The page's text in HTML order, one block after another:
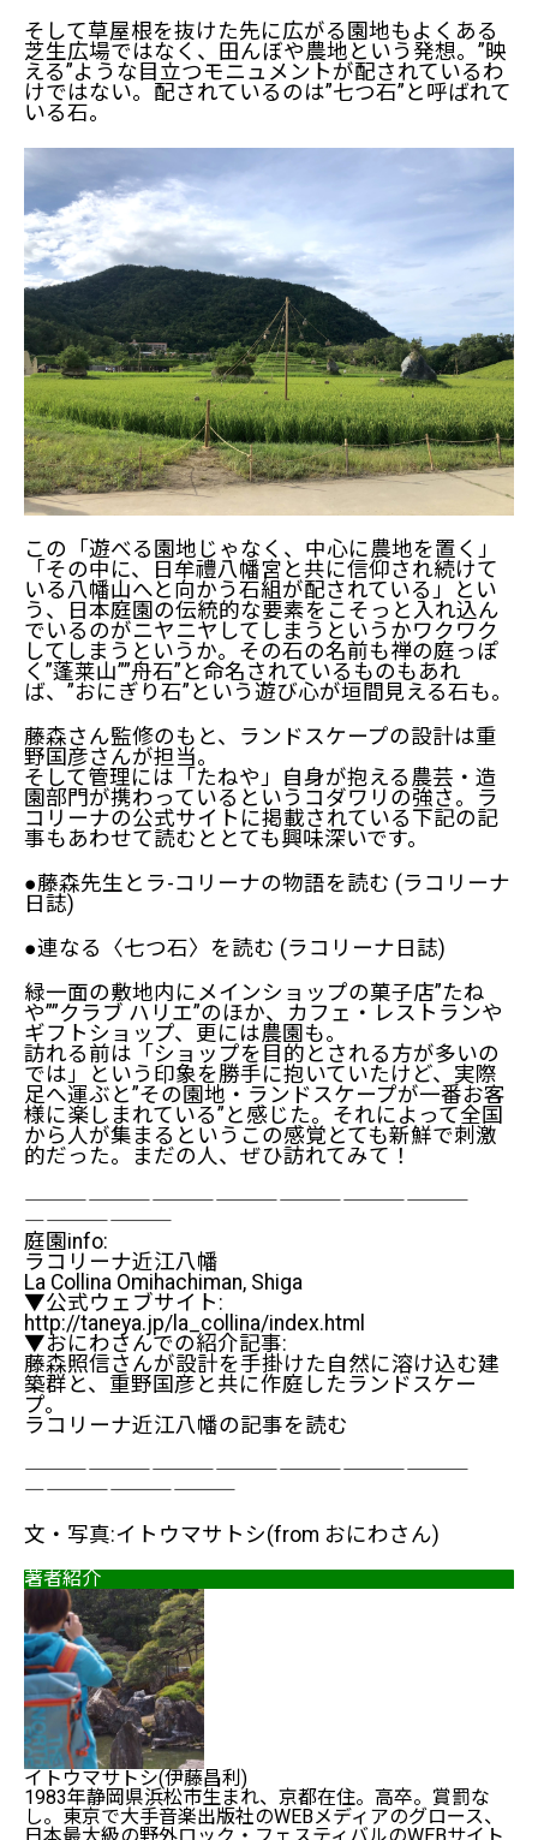
そして草屋根を抜けた先に広がる園地もよくある
芝生広場ではなく、田んぼや農地という発想。”映
える”ような目立つモニュメントが配されているわ
けではない。配されているのは”七つ石”と呼ばれて
いる石。
この「遊べる園地じゃなく、中心に農地を置く」
「その中に、日牟禮八幡宮と共に信仰され続けて
いる八幡山へと向かう石組が配されている」とい
う、日本庭園の伝統的な要素をこそっと入れ込ん
でいるのがニヤニヤしてしまうというかワクワク
してしまうというか。その石の名前も禅の庭っぽ
く”蓬莱山””舟石”と命名されているものもあれ
ば、”おにぎり石”という遊び心が垣間見える石も。
藤森さん監修のもと、ランドスケープの設計は重
野国彦さんが担当。
そして管理には「たねや」自身が抱える農芸・造
園部門が携わっているというコダワリの強さ。ラ
コリーナの公式サイトに掲載されている下記の記
事もあわせて読むととても興味深いです。
●藤森先生とラ-コリーナの物語を読む (ラコリーナ
日誌)
●連なる〈七つ石〉を読む (ラコリーナ日誌)
緑一面の敷地内にメインショップの菓子店”たね
や””クラブ ハリエ”のほか、カフェ・レストランや
ギフトショップ、更には農園も。
訪れる前は「ショップを目的とされる方が多いの
では」という印象を勝手に抱いていたけど、実際
足へ運ぶと”その園地・ランドスケープが一番お客
様に楽しまれている”と感じた。それによって全国
から人が集まるというこの感覚――とても新鮮で刺激
的だった。まだの人、ぜひ訪れてみて！
―――――――――――――――――――――――
―――――――――
庭園info:
ラコリーナ近江八幡
La Collina Omihachiman, Shiga
▼公式ウェブサイト:
http://taneya.jp/la_collina/index.html
▼おにわさんでの紹介記事:
藤森照信さんが設計を手掛けた自然に溶け込む建
築群と、重野国彦と共に作庭したランドスケー
プ。
ラコリーナ近江八幡の記事を読む
―――――――――――――――――――――――
――――――――――
文・写真:イトウマサトシ(from おにわさん)
著者紹介
イトウマサトシ(伊藤昌利)
1983年静岡県浜松市生まれ、京都在住。高卒。賞罰な
し。東京で大手音楽出版社のWEBメディアのグロース、
庭屋一如とは
江八幡